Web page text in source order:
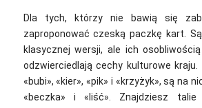
Dla tych, którzy nie bawią się
zaproponować czeską paczkę kart.
klasycznej wersji, ale ich
odzwierciedlają cechy kulturowe
«bubi», «kier», «pik» i «krzyżyk», są na
«beczka» i «liść». Znajdziesz